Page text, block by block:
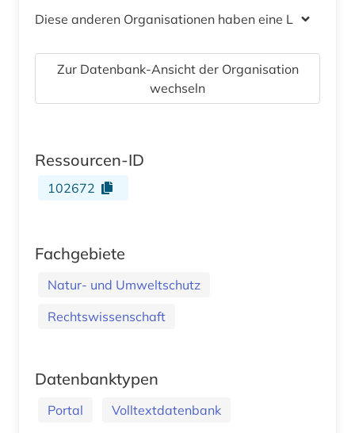
Diese anderen Organisationen haben eine Lizenz
Zur Datenbank-Ansicht der Organisation
wechseln
Ressourcen-ID
102672
Fachgebiete
Natur- und Umweltschutz
Rechtswissenschaft
Datenbanktypen
Portal Volltextdatenbank